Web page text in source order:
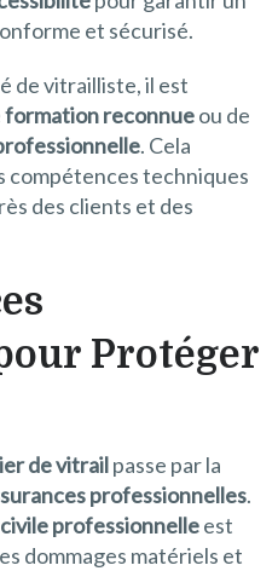
et sécurisé.
de vitrailliste, il est
formation reconnueou de
. Cela
compétences techniques
des clients et des
Protéger
de vitrailpasse par la
professionnelles.
professionnelleest
dommages matériels et